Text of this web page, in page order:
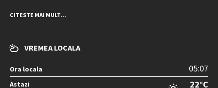
CITESTE MAI MULT...
VREMEA LOCALA
Ora locala 05:07
Astazi 22°C